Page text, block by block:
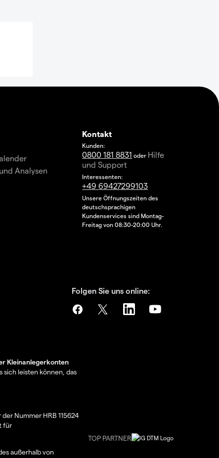
Analysen
Kontakt
Kunden:
0800 181 8831 oder Hilfe
und Support
Interessenten:
+49 69427299103
Unsere Öffnungszeiten des
deutschsprachigen
Kundenservices sind Montag-
Freitag von 08:30-20:00 Uhr.
Folgen Sie uns online:
Kleinanlegerkonten
sich leisten können, das
Nummer HRB 115624
für
außerhalb von
TOP PARTNER